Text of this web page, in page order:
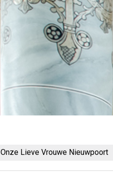
Onze Lieve Vrouwe Nieuwpoort